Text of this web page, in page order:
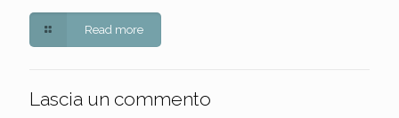
Read more
Lascia un commento